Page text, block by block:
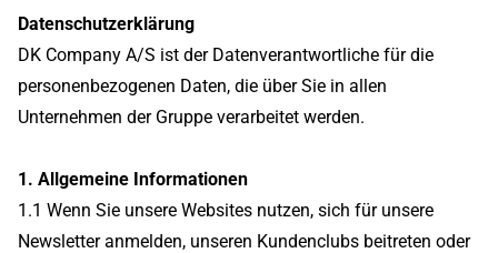
Datenschutzerklärung
DK Company A/S ist der Datenverantwortliche für die
personenbezogenen Daten, die über Sie in allen
Unternehmen der Gruppe verarbeitet werden.
1. Allgemeine Informationen
1.1 Wenn Sie unsere Websites nutzen, sich für unsere
Newsletter anmelden, unseren Kundenclubs beitreten oder